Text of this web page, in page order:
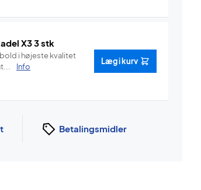
X3 3 stk
i højeste kvalitet
Info
Læg i kurv
Betalingsmidler